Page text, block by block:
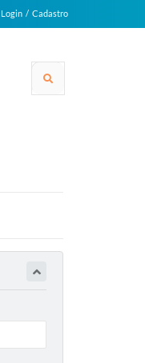
Login / Cadastro